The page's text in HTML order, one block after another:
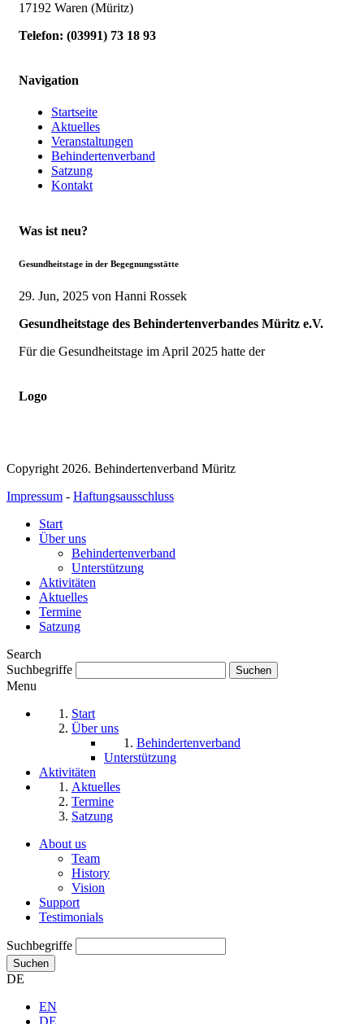
17192 Waren (Müritz)
Telefon: (03991) 73 18 93
Navigation
Startseite
Aktuelles
Veranstaltungen
Behindertenverband
Satzung
Kontakt
Was ist neu?
Gesundheitstage in der Begegnungsstätte
29. Jun, 2025 von Hanni Rossek
Gesundheitstage des Behindertenverbandes Müritz e.V.
Für die Gesundheitstage im April 2025 hatte der
Logo
Copyright 2026. Behindertenverband Müritz
Impressum - Haftungsausschluss
Start
Über uns
Behindertenverband
Unterstützung
Aktivitäten
Aktuelles
Termine
Satzung
Search
Suchbegriffe
Menu
Start
Über uns
Behindertenverband
Unterstützung
Aktivitäten
Aktuelles
Termine
Satzung
About us
Team
History
Vision
Support
Testimonials
Suchbegriffe
Suchen
DE
EN
DE